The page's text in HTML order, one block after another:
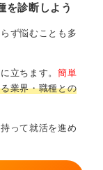
を診断しよう
ず悩むことも多
立ちます。 簡単
業界・職種との
って就活を進め